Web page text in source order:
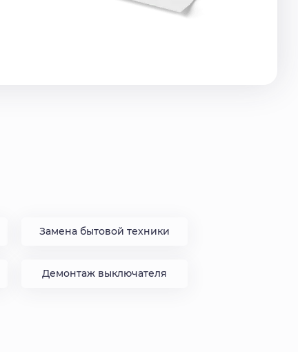
Замена бытовой техники
Демонтаж выключателя